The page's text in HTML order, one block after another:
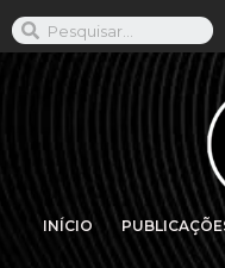
INÍCIO